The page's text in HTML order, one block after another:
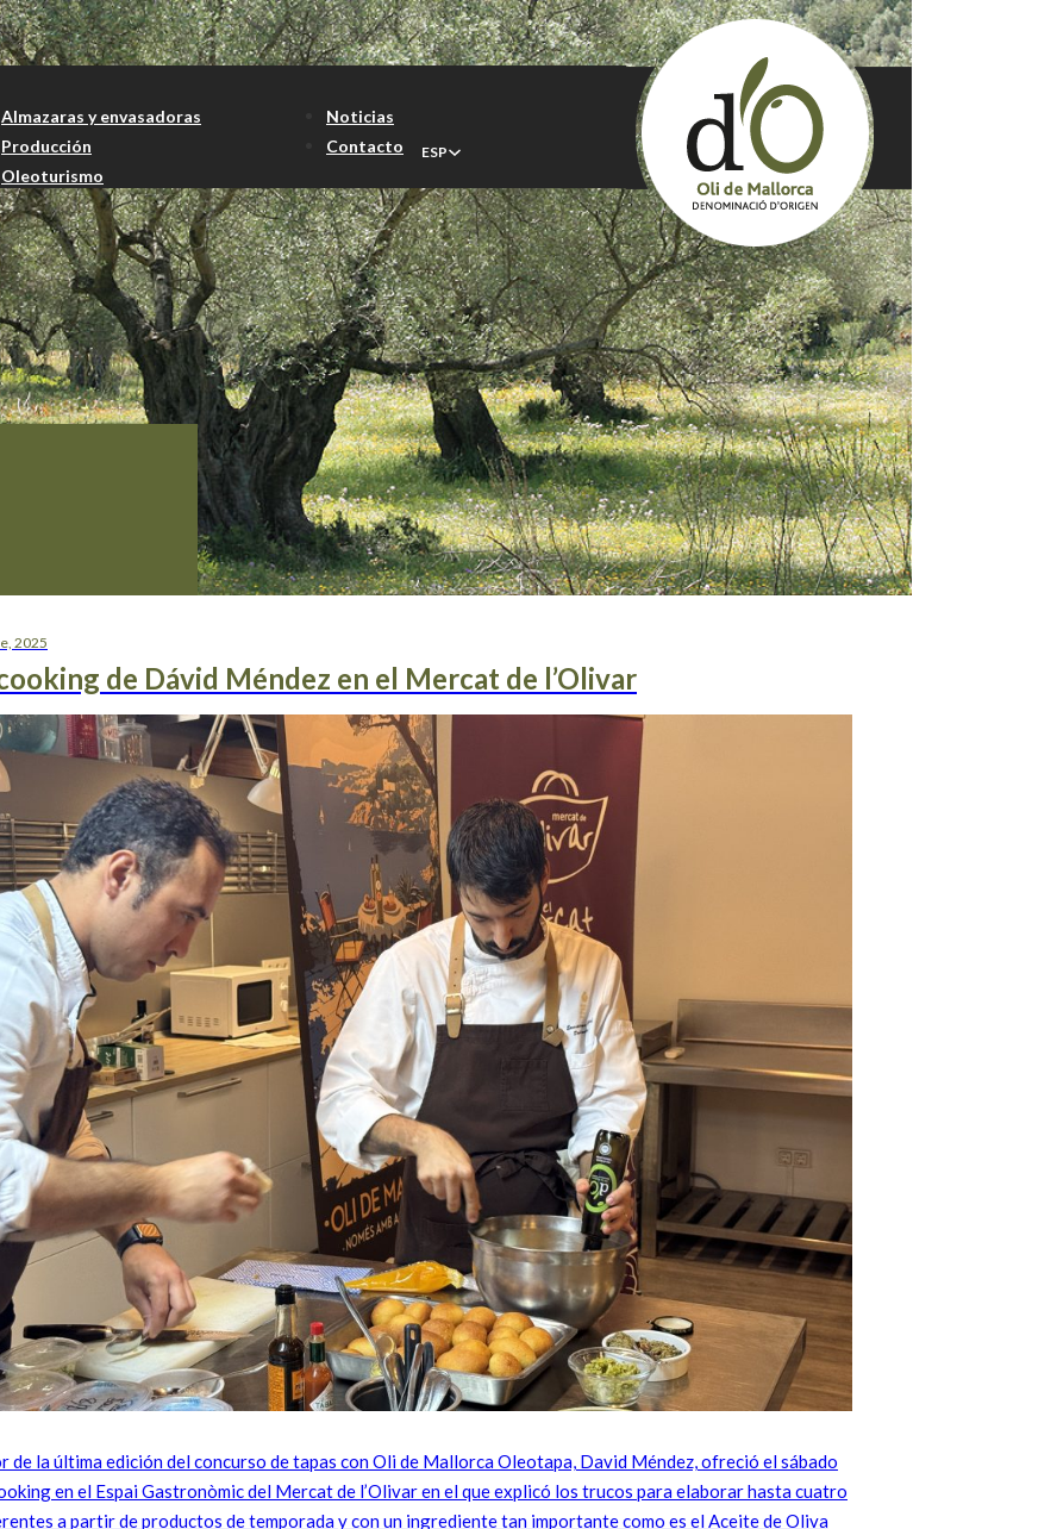
Almazaras y envasadoras
Producción
Oleoturismo
Noticias
Contacto
ESP
2025
de Dávid Méndez en el Mercat de l’Olivar
de la última edición del concurso de tapas con Oli de Mallorca Oleotapa, David Méndez, ofreció el sábado
en el Espai Gastronòmic del Mercat de l’Olivar en el que explicó los trucos para elaborar hasta cuatro
a partir de productos de temporada y con un ingrediente tan importante como es el Aceite de Oliva